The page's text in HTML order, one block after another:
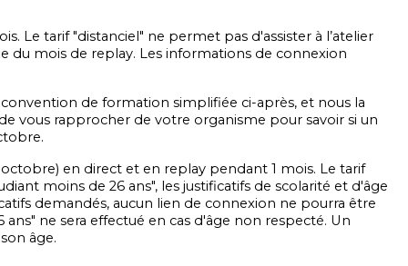
Le tarif "distanciel" ne permet pas d'assister à l’atelier
du mois de replay. Les informations de connexion
de formation simplifiée ci-après, et nous la
vous rapprocher de votre organisme pour savoir si un
en direct et en replay pendant 1 mois. Le tarif
moins de 26 ans", les justificatifs de scolarité et d'âge
demandés, aucun lien de connexion ne pourra être
ne sera effectué en cas d'âge non respecté. Un
âge.